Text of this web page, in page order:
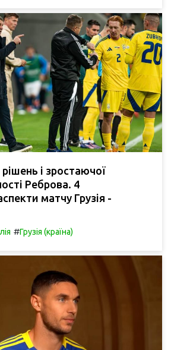
і зростаючої
Реброва. 4
матчу Грузія -
#Грузія (країна)